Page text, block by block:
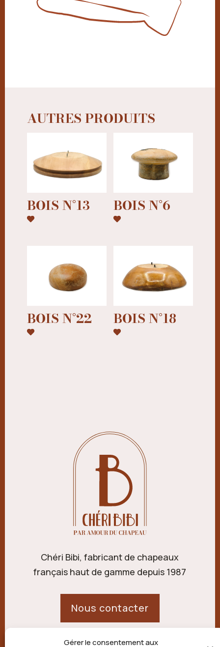
Gérer le consentement aux
AUTRES PRODUITS
BOIS N°13 BOIS N°6
BOIS N°22 BOIS N°18
Chéri Bibi, fabricant de chapeaux
français haut de gamme depuis 1987
Nous contacter